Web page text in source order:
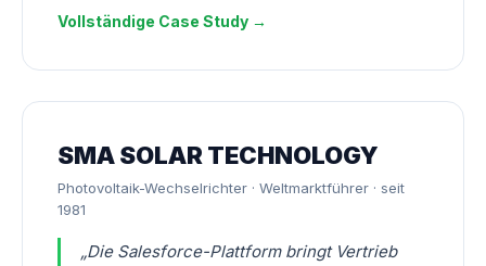
Vollständige Case Study →
SMA SOLAR TECHNOLOGY
Photovoltaik-Wechselrichter · Weltmarktführer · seit
1981
„Die Salesforce-Plattform bringt Vertrieb